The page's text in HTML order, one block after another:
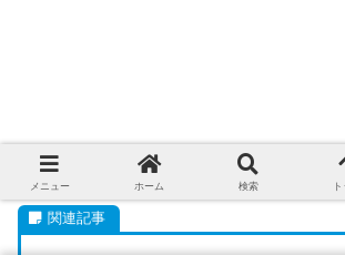
ダウンロード後、MT4/MT5を開いてロ
メニュー ホーム 検索